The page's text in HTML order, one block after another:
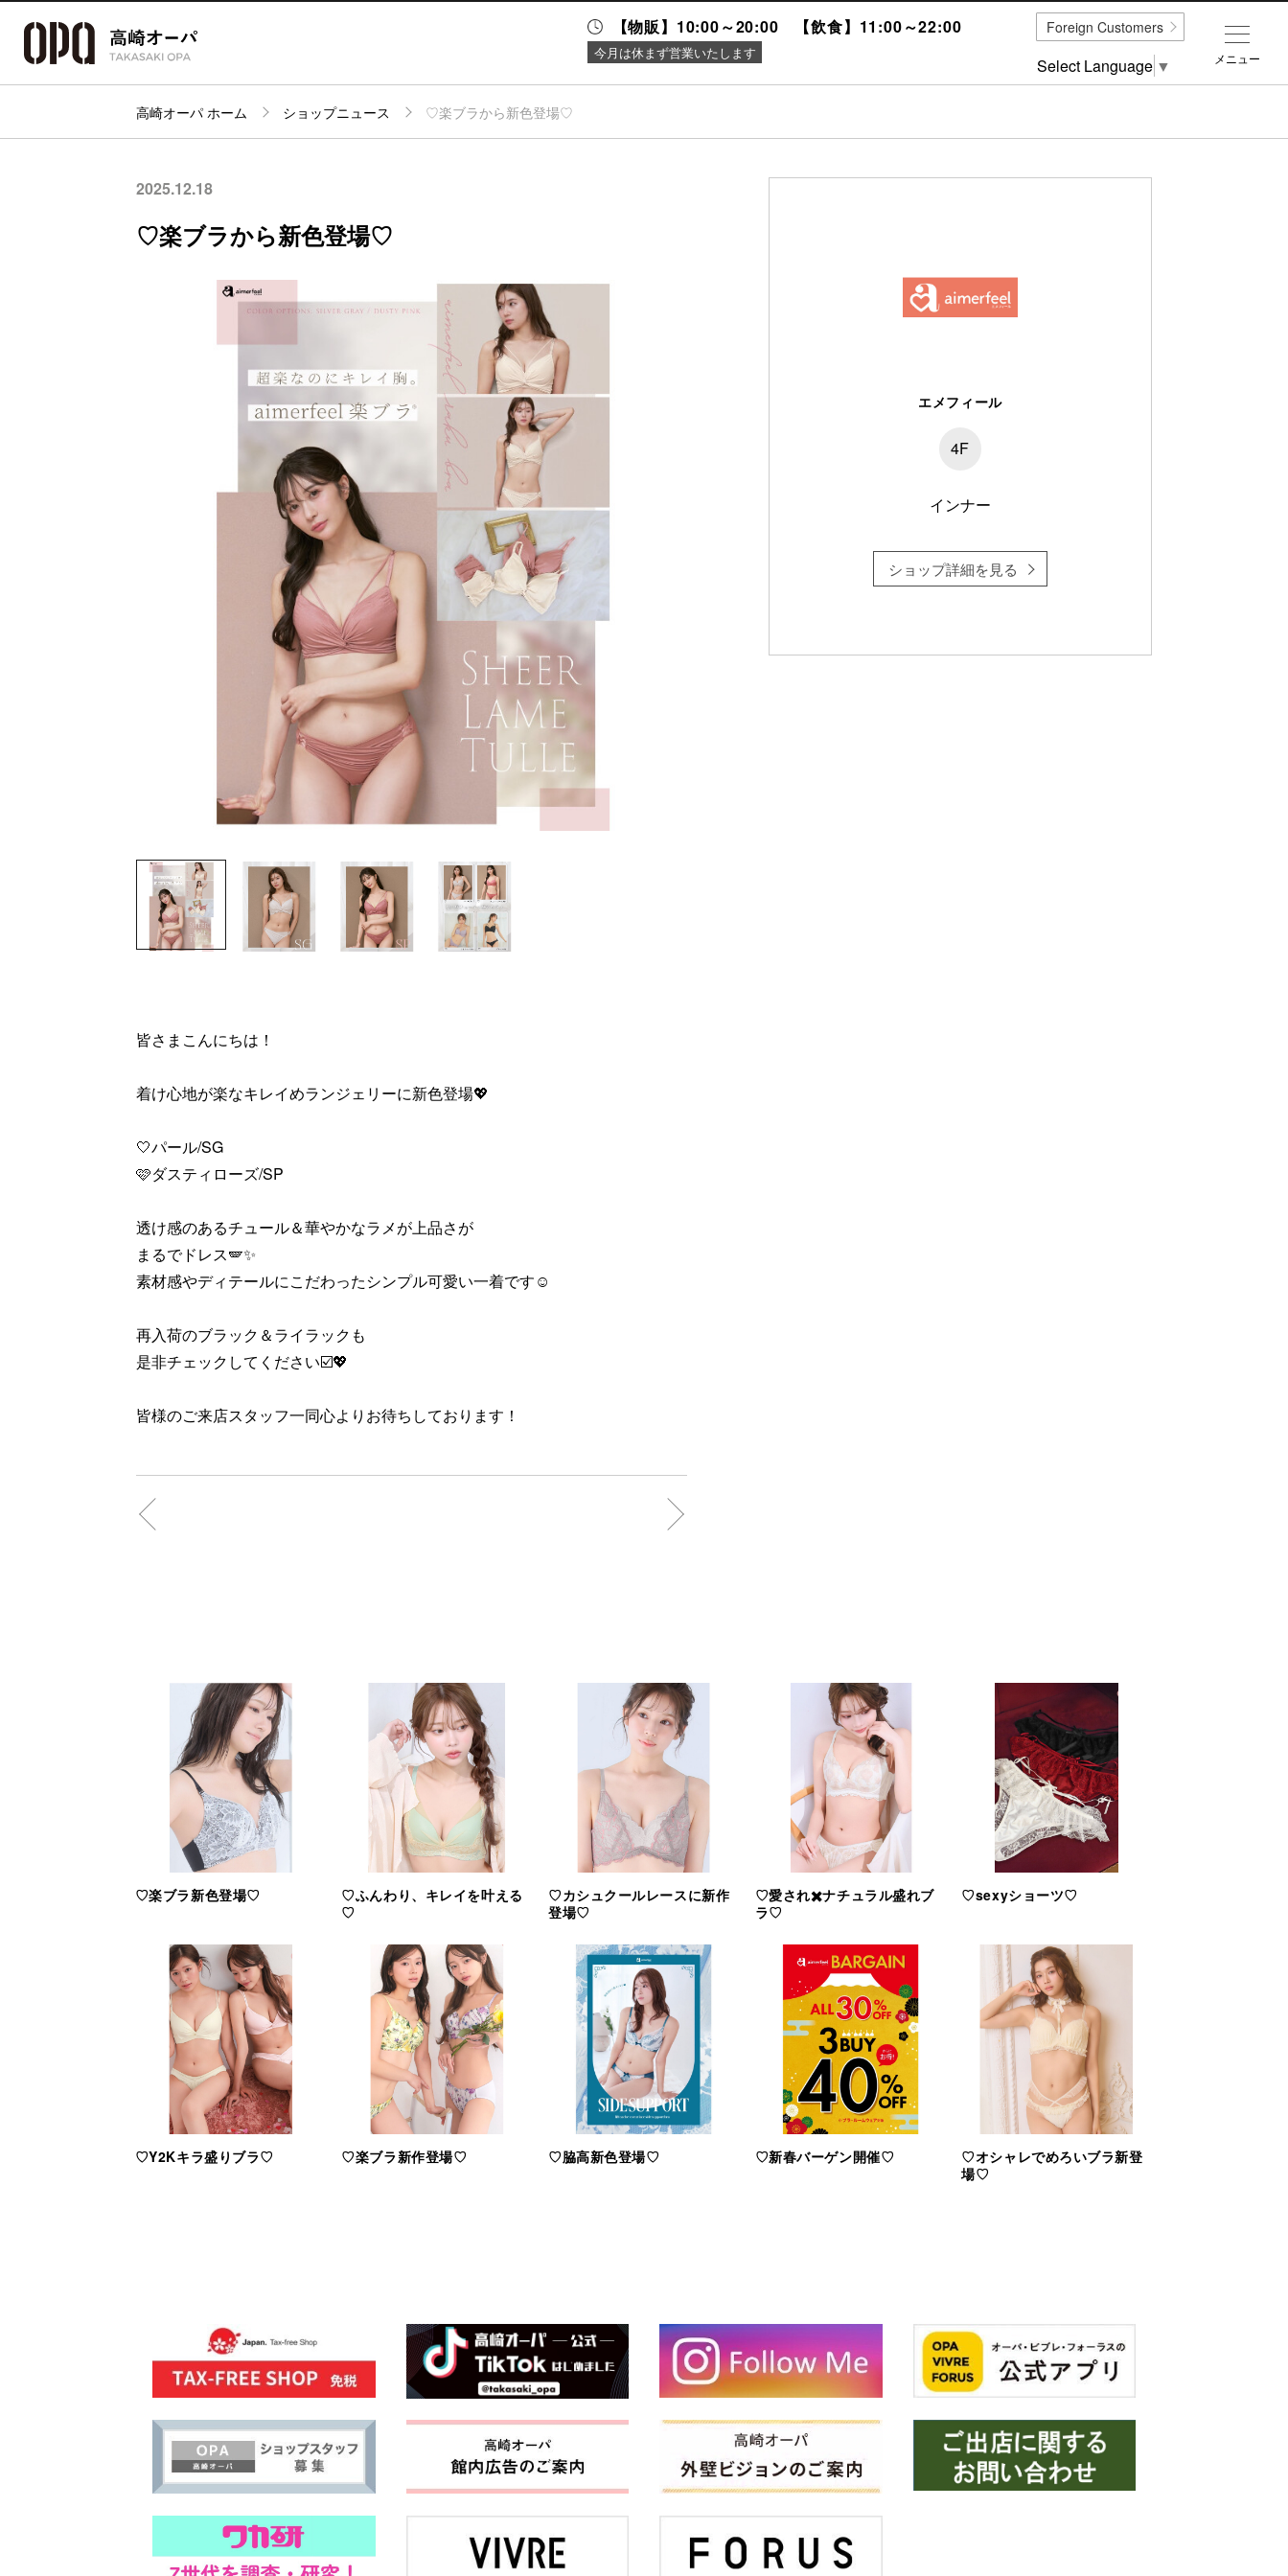
【物販】10:00～20:00 【飲食】11:00～22:00
今月は休まず営業いたします
パーキング
ニュース＆
イベント
高崎オーパ ホーム ショップニュース ♡楽ブラから新色登場♡
2025.12.18
♡楽ブラから新色登場♡
皆さまこんにちは！
着け心地が楽なキレイめランジェリーに新色登場💖
🤍パール/SG
🩷ダスティローズ/SP
透け感のあるチュール＆華やかなラメが上品さが
まるでドレス🪽✨
素材感やディテールにこだわったシンプル可愛い一着です☺️
再入荷のブラック＆ライラックも
是非チェックしてください☑️💖
皆様のご来店スタッフ一同心よりお待ちしております！
エメフィール
4F
インナー
ショップ詳細を見る
♡楽ブラ新色登場♡
♡ふんわり、キレイを叶える
♡
♡カシュクールレースに新作
登場♡
♡愛され✖️ナチュラル盛れブ
ラ♡
♡sexyショーツ♡
♡Y2Kキラ盛りブラ♡ ♡楽ブラ新作登場♡ ♡脇高新色登場♡ ♡新春バーゲン開催♡
♡オシャレでめろいブラ新登
場♡
メニュー
Foreign Customers
Select Language ▼